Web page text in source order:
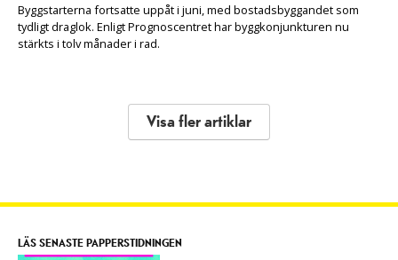
Byggstarterna fortsatte uppåt i juni, med bostadsbyggandet som
tydligt draglok. Enligt Prognoscentret har byggkonjunkturen nu
stärkts i tolv månader i rad.
Visa fler artiklar
LÄS SENASTE PAPPERSTIDNINGEN